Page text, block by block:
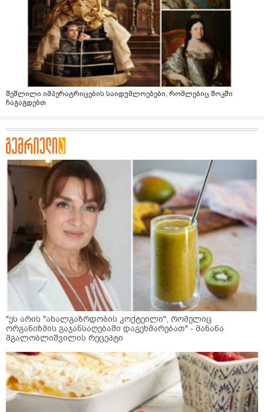
შეშლილი იმპერატრიცების საიდუმლოებები, რომლებიც შოკში
ჩაგაგდებთ
"ეს არის "ახალგაზრდობის კოქტეილი", რომელიც
ორგანიზმის გაჯანსაღებაში დაგეხმარებათ" - მანანა
მგალობლიშვილის რეცეპტი